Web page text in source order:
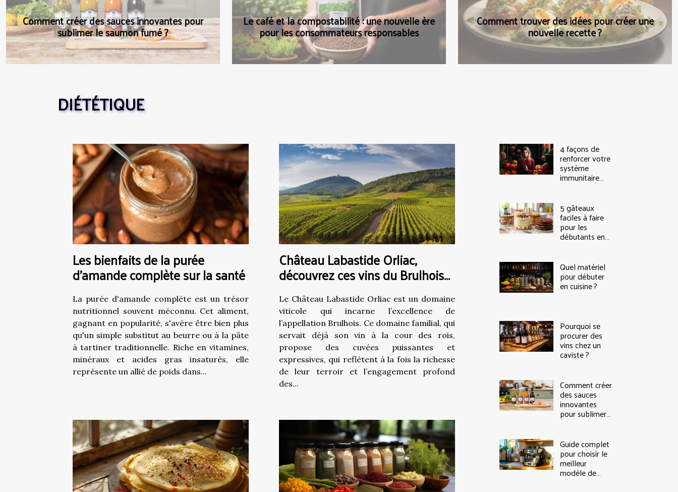
Principes d'hygiène personnelle et
opérationnelle : bonnes pratiques dans les
opérations de restauration
Comment réussir la rénovation de votre
cuisine ? Comment avoir des épices pour votre cuisine ?
Previous Next
DIÉTÉTIQUE
Les bienfaits de la purée
d'amande complète sur la santé
La purée d'amande complète est un trésor
nutritionnel souvent méconnu. Cet aliment,
gagnant en popularité, s'avère être bien plus
qu'un simple substitut au beurre ou à la pâte
à tartiner traditionnelle. Riche en vitamines,
minéraux et acides gras insaturés, elle
représente un allié de poids dans...
Château Labastide Orliac,
découvrez ces vins du Brulhois
dans le sud-ouest !
Le Château Labastide Orliac est un domaine
viticole qui incarne l’excellence de
l’appellation Brulhois. Ce domaine familial, qui
servait déjà son vin à la cour des rois,
propose des cuvées puissantes et
expressives, qui reflètent à la fois la richesse
de leur terroir et l’engagement profond
des...
4 façons de
renforcer votre
système
immunitaire
5 gâteaux
faciles à faire
pour les
débutants en
Quel matériel
pour débuter
en cuisine ?
Pourquoi se
procurer des
vins chez un
caviste ?
Comment créer
des sauces
innovantes
pour sublimer
le saumon
Guide complet
pour choisir le
meilleur
modèle de